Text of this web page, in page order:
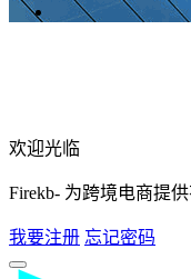
欢迎光临
Firekb- 为跨境电商提
我要注册 忘记密码